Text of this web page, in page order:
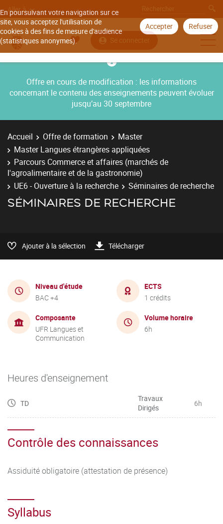
En poursuivant votre navigation sur ce
site, vous acceptez l'utilisation de
cookies à des fins de mesure d'audience
(statistiques anonymes).
Accepter Refuser
Aller à
Se connecter
Offre en cours de modification : les informations
concernant le contenu des enseignements peuvent évoluer
jusqu’au 30 septembre
Accueil Offre de formation
Master
Master Langues étrangères appliquées
Parcours Commerce et affaires (marchés de
l'agroalimentaire et de la gastronomie)
UE6 - Ouverture à la recherche
Séminaires de recherche
SÉMINAIRES DE RECHERCHE
Ajouter à la sélection Télécharger
Niveau d'étude
BAC +4
ECTS
1 crédits
Composante
UFR Langues et
Communication
Volume horaire
6h
Heures d'enseignement
TD
Travaux
Dirigés
6h
Contrôle des connaissances
Assiduité obligatoire (attestation de présence)
Syllabus